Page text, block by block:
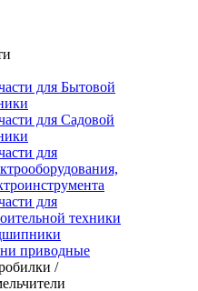
для Бытовой
для Садовой
для
для
техники
приводные